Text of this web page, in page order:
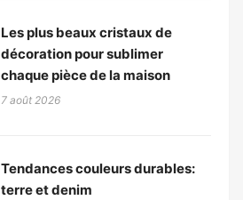
Les plus beaux cristaux de
décoration pour sublimer
chaque pièce de la maison
7 août 2026
Tendances couleurs durables:
terre et denim